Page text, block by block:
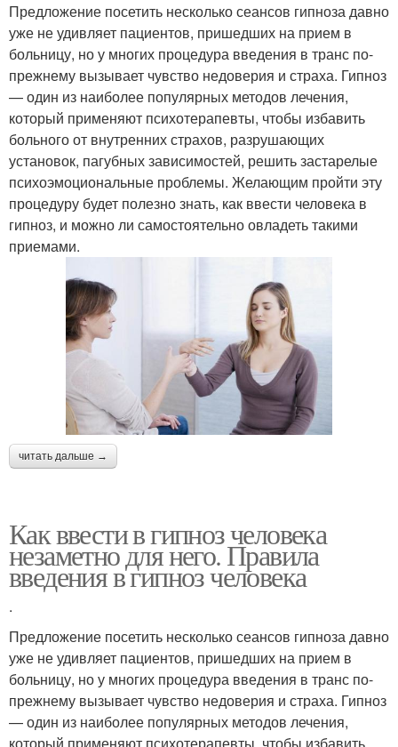
Предложение посетить несколько сеансов гипноза давно
уже не удивляет пациентов, пришедших на прием в
больницу, но у многих процедура введения в транс по-
прежнему вызывает чувство недоверия и страха. Гипноз
— один из наиболее популярных методов лечения,
который применяют психотерапевты, чтобы избавить
больного от внутренних страхов, разрушающих
установок, пагубных зависимостей, решить застарелые
психоэмоциональные проблемы. Желающим пройти эту
процедуру будет полезно знать, как ввести человека в
гипноз, и можно ли самостоятельно овладеть такими
приемами.
читать дальше →
Как ввести в гипноз человека
незаметно для него. Правила
введения в гипноз человека
.
Предложение посетить несколько сеансов гипноза давно
уже не удивляет пациентов, пришедших на прием в
больницу, но у многих процедура введения в транс по-
прежнему вызывает чувство недоверия и страха. Гипноз
— один из наиболее популярных методов лечения,